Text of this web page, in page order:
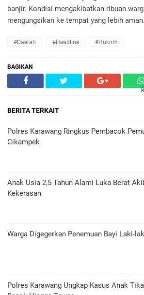
banjir. Kondisi mengakibatkan ribuan
mengungsikan ke tempat yang lebih
#daerah #headline #hukrim
BAGIKAN
BERITA TERKAIT
Polres Karawang Ringkus Pembacok
Cikampek
Anak Usia 2,5 Tahun Alami Luka Berat
Kekerasan
Warga Digegerkan Penemuan Bayi Laki-
Polres Karawang Ungkap Kasus Anak